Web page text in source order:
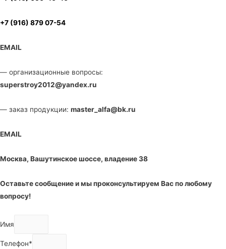
+7 (916) 879 07-54
EMAIL
— организационные вопросы:
superstroy2012@yandex.ru
— заказ продукции: master_alfa@bk.ru
EMAIL
Москва, Вашутинское шоссе, владение 38
Оставьте сообщение и мы проконсультируем Вас по любому
вопросу!
Имя
Телефон*